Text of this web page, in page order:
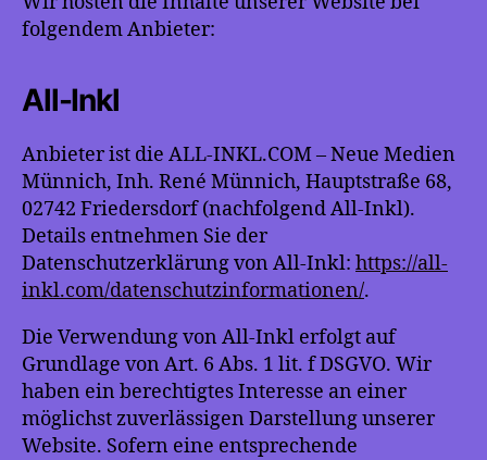
folgendem Anbieter:
All-Inkl
Anbieter ist die ALL-INKL.COM – Neue Medien
Münnich, Inh. René Münnich, Hauptstraße 68,
02742 Friedersdorf (nachfolgend All-Inkl).
Details entnehmen Sie der
Datenschutzerklärung von All-Inkl: https://all-
inkl.com/datenschutzinformationen/.
Die Verwendung von All-Inkl erfolgt auf
Grundlage von Art. 6 Abs. 1 lit. f DSGVO. Wir
haben ein berechtigtes Interesse an einer
möglichst zuverlässigen Darstellung unserer
Website. Sofern eine entsprechende